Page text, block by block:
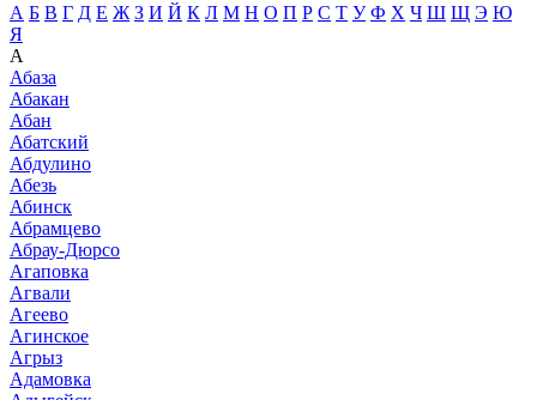
А Б В Г Д Е Ж З И Й К Л М Н О П Р С Т У Ф Х Ч Ш Щ Э Ю
Я
А
Абаза
Абакан
Абан
Абатский
Абдулино
Абезь
Абинск
Абрамцево
Абрау-Дюрсо
Агаповка
Агвали
Агеево
Агинское
Агрыз
Адамовка